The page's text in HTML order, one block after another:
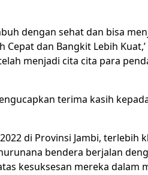
dengan sehat dan bisa
dan Bangkit Lebih
menjadi cita cita para
terima kasih
di Provinsi Jambi, terlebih
bendera berjalan
kesuksesan mereka dalam